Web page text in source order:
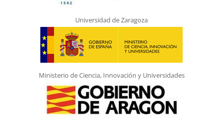
Universidad de Zaragoza
Ministerio de Ciencia, Innovación y Universidades